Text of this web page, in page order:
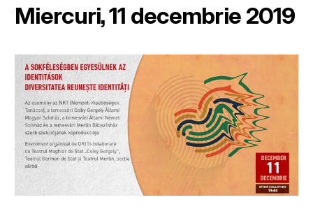
Miercuri, 11 decembrie 2019